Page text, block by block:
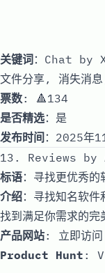
关键词 ：Chat by
文件分享, 消失消
票数: 🔺134
是否精选：是
发布时间 ：2025年
13. Reviews by
标语：寻找更优秀的
介绍：寻找知名软件
找到满足你需求的完
产品网站: 立即访问
Product Hunt :